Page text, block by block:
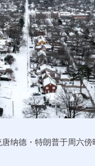
德・特朗普于周六傍